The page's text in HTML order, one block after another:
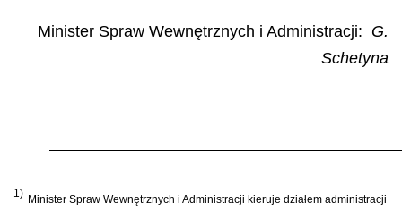
Minister Spraw Wewnętrznych i Administracji: G.
Schetyna
1) Minister Spraw Wewnętrznych i Administracji kieruje działem administracji